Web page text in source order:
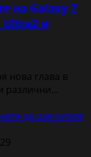
на Galaxy Z
Ultra2 и
нова глава в
различни...
да разчитате